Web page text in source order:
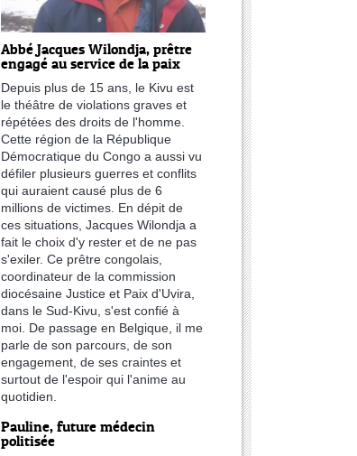
Abbé Jacques Wilondja, prêtre
engagé au service de la paix
Depuis plus de 15 ans, le Kivu est
le théâtre de violations graves et
répétées des droits de l'homme.
Cette région de la République
Démocratique du Congo a aussi vu
défiler plusieurs guerres et conflits
qui auraient causé plus de 6
millions de victimes. En dépit de
ces situations, Jacques Wilondja a
fait le choix d'y rester et de ne pas
s'exiler. Ce prêtre congolais,
coordinateur de la commission
diocésaine Justice et Paix d'Uvira,
dans le Sud-Kivu, s'est confié à
moi. De passage en Belgique, il me
parle de son parcours, de son
engagement, de ses craintes et
surtout de l'espoir qui l'anime au
quotidien.
Pauline, future médecin
politisée